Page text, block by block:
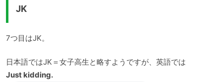
JK
7つ目はJK。
日本語ではJK＝女子高生と略すようですが、英語では
Just kidding.